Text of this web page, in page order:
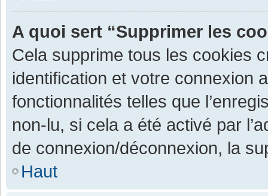
A quoi sert “Supprimer les
Cela supprime tous les cookies
identification et votre connexion
fonctionnalités telles que
non-lu, si cela a été activé par
de connexion/déconnexion, la
Haut